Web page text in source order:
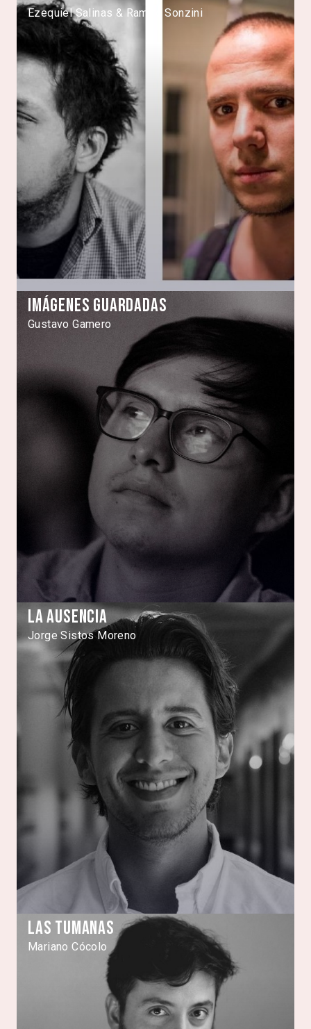
Ezequiel Salinas & Ramiro Sonzini
Imágenes Guardadas
Gustavo Gamero
La Ausencia
Jorge Sistos Moreno
Las Tumanas
Mariano Cócolo